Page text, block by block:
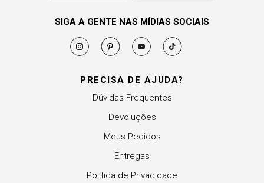
PRECISA DE AJUDA?
Dúvidas Frequentes
Devoluções
Meus Pedidos
Entregas
Política de Privacidade
SIGA A GENTE NAS MÍDIAS SOCIAIS